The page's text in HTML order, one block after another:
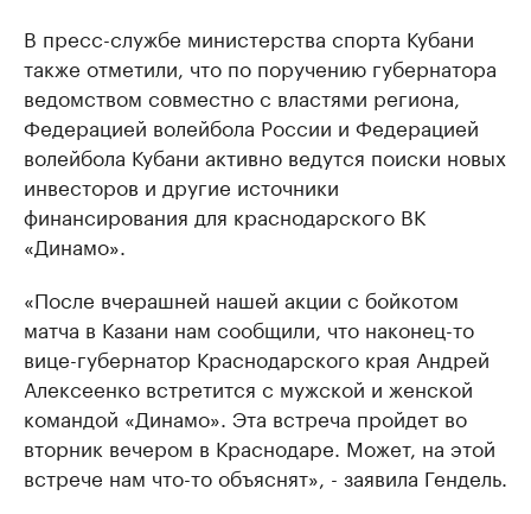
В пресс-службе министерства спорта Кубани
также отметили, что по поручению губернатора
ведомством совместно с властями региона,
Федерацией волейбола России и Федерацией
волейбола Кубани активно ведутся поиски новых
инвесторов и другие источники
финансирования для краснодарского ВК
«Динамо».
«После вчерашней нашей акции с бойкотом
матча в Казани нам сообщили, что наконец-то
вице-губернатор Краснодарского края Андрей
Алексеенко встретится с мужской и женской
командой «Динамо». Эта встреча пройдет во
вторник вечером в Краснодаре. Может, на этой
встрече нам что-то объяснят», - заявила Гендель.